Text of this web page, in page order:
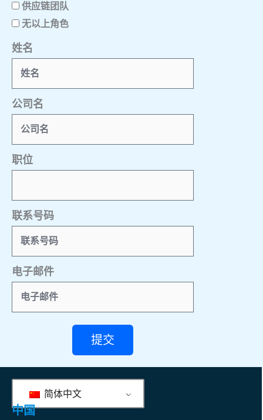
供应链团队
无以上角色
姓名
公司名
职位
联系号码
电子邮件
提交
简体中文
中国